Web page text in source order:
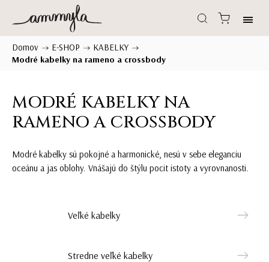
Domov / E-SHOP / KABELKY /
Modré kabelky na rameno a crossbody
MODRÉ KABELKY NA
RAMENO A CROSSBODY
Modré kabelky sú pokojné a harmonické, nesú v sebe eleganciu
oceánu a jas oblohy. Vnášajú do štýlu pocit istoty a vyrovnanosti.
Veľké kabelky
Stredne veľké kabelky